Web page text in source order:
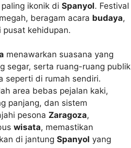
ikonik di Spanyol. Festival
beragam acara budaya,
pusat kehidupan.
menawarkan suasana yang
segar, serta ruang-ruang publik
seperti di rumah sendiri.
area bebas pejalan kaki,
panjang, dan sistem
pesona Zaragoza,
wisata, memastikan
di jantung Spanyol yang